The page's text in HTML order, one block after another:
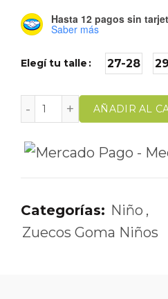
Hasta 12 pagos sin
Saber más
Elegí tu talle 27-28
AÑADIR AL
Categorías: Niño ,
Zuecos Goma Niños